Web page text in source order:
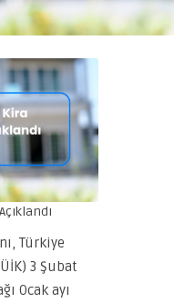
Türkiye
3 Şubat
Ocak ayı